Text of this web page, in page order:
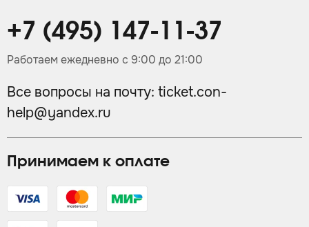
Принимаем к оплате
+7 (495) 147-11-37
Работаем ежедневно с 9:00 до 21:00
Все вопросы на почту: ticket.con-
help@yandex.ru